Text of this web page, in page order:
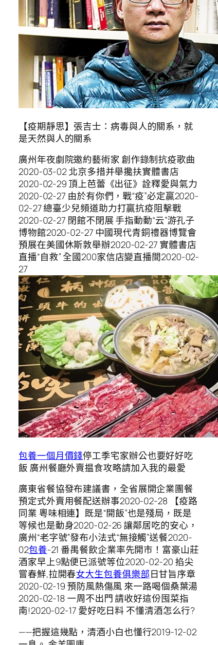
【疫期靜思】張吉士：病毒與人的關系，就
是天然與人的關系
廣州年夜劇院邀約藝術家 創作錄制抗疫歌曲
2020-03-02 北京多措并舉攙扶實體書店
2020-02-29 頂上芭蕾《出征》詮釋愛與氣力
2020-02-27 由於有你們，戰“疫”必定贏2020-
02-27 總臺少兒頻道助力打贏抗疫阻擊戰
2020-02-27 閉館不閉展 手指動動“云”游孔子
博物館2020-02-27 中國現代青銅禮器博覽會
預展在美國休斯敦舉辦2020-02-27 實體書店
直播“自救” 全國200家信店變直播間2020-02-
27
包養一個月價錢停工季宅家辦公也要好好吃
飯 廣州餐廳外賣揾食攻略請加入我的最愛
廣東省餐協發布建議書，全省展開企業團餐
預定式外賣用餐配送辦事2020-02-28 【疫路
同業 粵味相連】既是“開飯”也是殘局，既是
等候也是動身2020-02-26 讓鄰居吃的安心，
廣州“老字號”發布小法式“無接觸”送餐2020-
02包養-21 番禺餐飲企業率先開市！富豪山莊
酒家早上9點便已派號等位2020-02-20 掐尖
嘗春鮮,拉開春女大生包養俱樂部日甘旨序章
2020-02-19 預防風熱傷風 來一路喝個桑葉湯
2020-02-18 一周不出門 請收好這份囤菜指
南!2020-02-17 愛好吃日料 不懂清酒怎么行?
——把握這幾點，清酒小白也懂行2019-12-02